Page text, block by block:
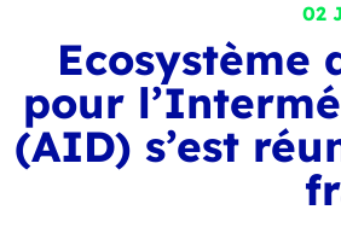
02
Ecosystème
pour
(AID) s’est